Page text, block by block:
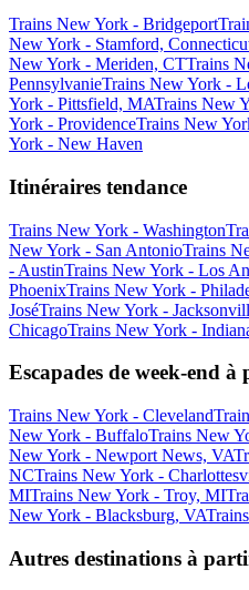
Trains New York - Bridgeport
New York - Stamford,
New York - Meriden, CTTrains
PennsylvanieTrains New York -
York - Pittsfield, MATrains New
York - ProvidenceTrains New
York - New Haven
Itinéraires tendance
Trains New York - Washington
New York - San AntonioTrains
- AustinTrains New York - Los
PhoenixTrains New York -
JoséTrains New York -
ChicagoTrains New York -
Escapades de week-end
Trains New York - Cleveland
New York - BuffaloTrains New
New York - Newport News, VA
NCTrains New York -
MITrains New York - Troy, MI
New York - Blacksburg, VA
Autres destinations à